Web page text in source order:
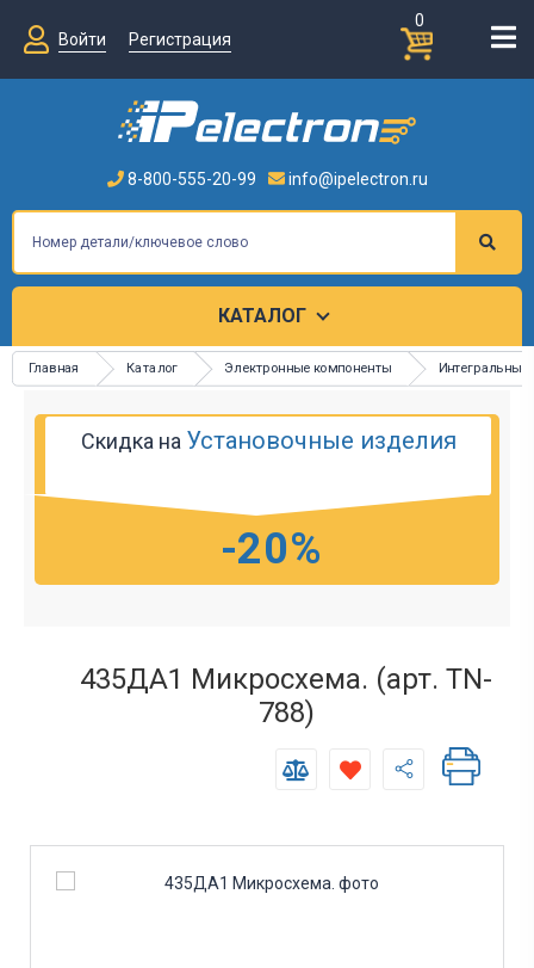
0
Войти
Регистрация
8-800-555-20-99 info@ipelectron.ru
КАТАЛОГ
Главная Каталог Электронные компоненты Интегральные
Скидка на Установочные изделия
-20%
435ДА1 Микросхема. (арт. TN-
788)